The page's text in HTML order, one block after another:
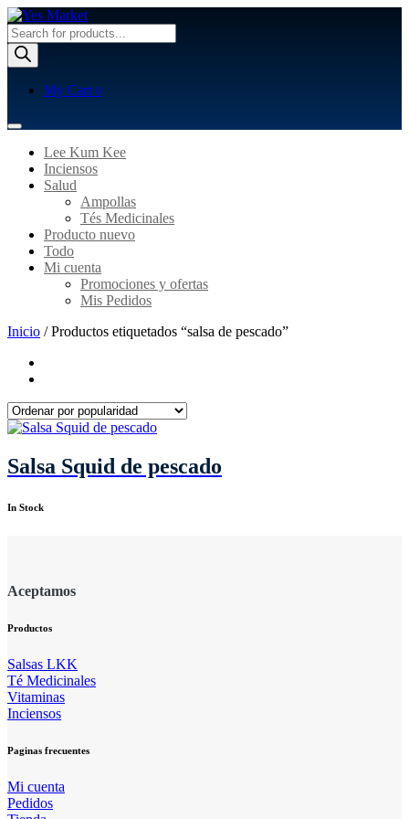
Búsqueda
de
productos
My Cart 0
Lee Kum Kee
Inciensos
Salud
Ampollas
Tés Medicinales
Producto nuevo
Todo
Mi cuenta
Promociones y ofertas
Mis Pedidos
Inicio / Productos etiquetados “salsa de pescado”
Salsa Squid de pescado
In Stock
Aceptamos
Productos
Salsas LKK
Té Medicinales
Vitaminas
Inciensos
Paginas frecuentes
Mi cuenta
Pedidos